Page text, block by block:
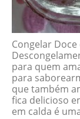
Congelar Doce
para quem
para
que também
fica delicioso
em calda é